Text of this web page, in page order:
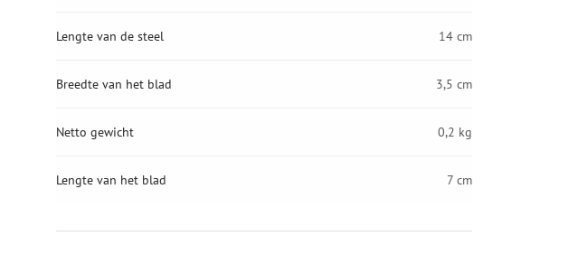
Lengte van de steel 14 cm
Breedte van het blad 3,5 cm
Netto gewicht 0,2 kg
Lengte van het blad 7 cm